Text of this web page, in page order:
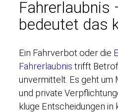
Fahrerlaubnis
bedeutet das
Ein Fahrverbot oder die
Fahrerlaubnis trifft
unvermittelt. Es geht um
und private
kluge Entscheidungen in